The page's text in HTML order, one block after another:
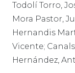
Todolí Torro,
Mora Pastor,
Hernandis
Vicente; Canals
Hernández,